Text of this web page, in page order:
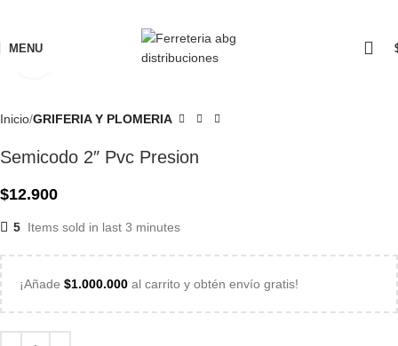
MENU
Inicio GRIFERIA Y PLOMERIA
Semicodo 2″ Pvc Presion
$12.900
5 Items sold in last 3 minutes
¡Añade $1.000.000 al carrito y obtén envío gratis!